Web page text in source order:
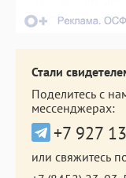
Стали
Поделитесь с
мессенджерах:
+7 927
или свяжитесь